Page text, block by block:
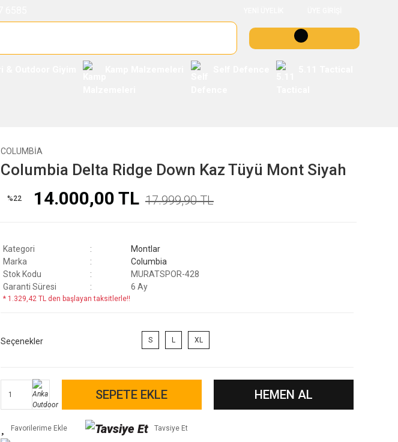
COLUMBIA
Columbia Delta Ridge Down Kaz Tüyü Mont Siyah
%22 14.000,00 TL 17.999,90 TL
Kategori
Montlar
Marka
Columbia
Stok Kodu
MURATSPOR-428
Garanti Süresi
6 Ay
* 1.329,42 TL den başlayan taksitlerle!!
Seçenekler S L XL
SEPETE EKLE HEMEN AL
Tavsiye Et